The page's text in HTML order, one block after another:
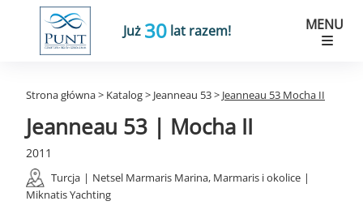
Już 30 lat razem! MENU
Strona główna> Katalog> Jeanneau 53> Jeanneau 53 Mocha II
Jeanneau 53 | Mocha II
2011
Turcja | Netsel Marmaris Marina, Marmaris i okolice |
Miknatis Yachting